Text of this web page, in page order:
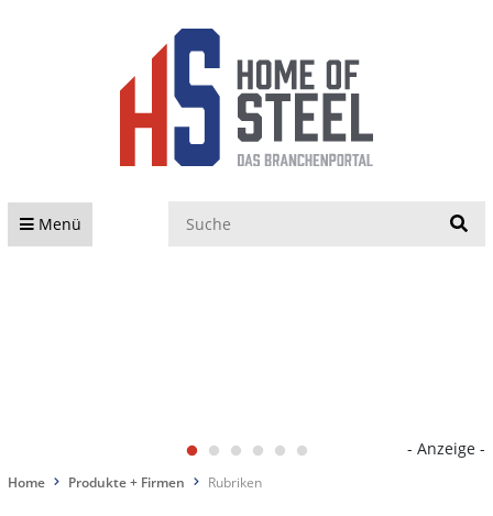
Menü
- Anzeige -
Home Produkte + Firmen Rubriken